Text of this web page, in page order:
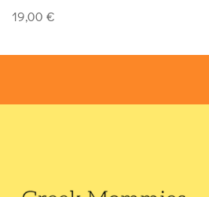
19,00 €